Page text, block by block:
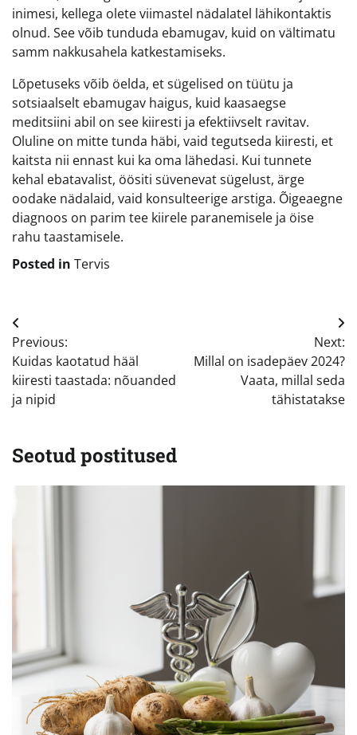
inimesi, kellega olete viimastel nädalatel lähikontaktis
olnud. See võib tunduda ebamugav, kuid on vältimatu
samm nakkusahela katkestamiseks.
Lõpetuseks võib öelda, et sügelised on tüütu ja
sotsiaalselt ebamugav haigus, kuid kaasaegse
meditsiini abil on see kiiresti ja efektiivselt ravitav.
Oluline on mitte tunda häbi, vaid tegutseda kiiresti, et
kaitsta nii ennast kui ka oma lähedasi. Kui tunnete
kehal ebatavalist, öösiti süvenevat sügelust, ärge
oodake nädalaid, vaid konsulteerige arstiga. Õigeaegne
diagnoos on parim tee kiirele paranemisele ja öise
rahu taastamisele.
Posted in Tervis
Navigeerimine
Previous:
Kuidas kaotatud hääl
kiiresti taastada: nõuanded
ja nipid
Next:
Millal on isadepäev 2024?
Vaata, millal seda
tähistatakse
Seotud postitused